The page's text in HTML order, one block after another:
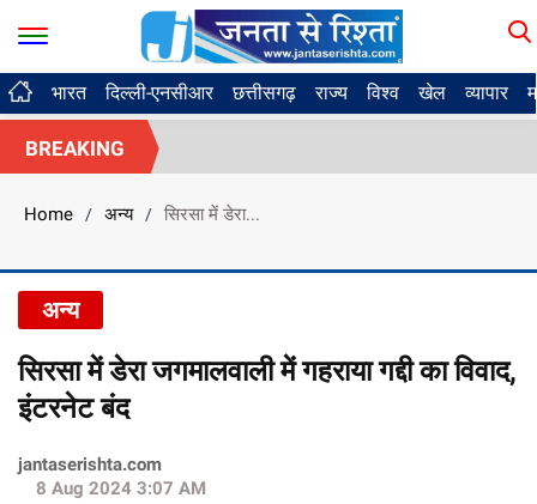
भारत दिल्ली-एनसीआर छत्तीसगढ़ राज्य विश्व खेल व्यापार
BREAKING
Home / अन्य / सिरसा में डेरा...
अन्य
सिरसा में डेरा जगमालवाली में गहराया गद्दी का विवाद,
इंटरनेट बंद
jantaserishta.com
8 Aug 2024 3:07 AM